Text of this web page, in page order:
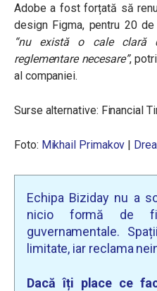
Adobe a fost forțată să
design Figma, pentru 20
“nu există o cale clară
reglementare necesare”,
al companiei.
Surse alternative: Financial
Foto: Mikhail Primakov |
Echipa Biziday nu a
nicio formă de
guvernamentale.
limitate, iar reclama
Dacă îți place ce